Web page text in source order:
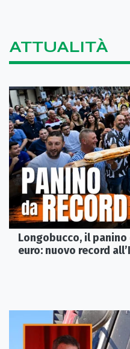
ATTUALITÀ
Longobucco, il
euro: nuovo record